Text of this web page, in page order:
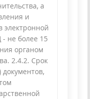
а
и
электронной
не более 15
органом
2.4.2. Срок